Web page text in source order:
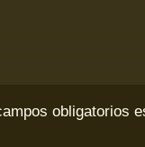
obligatorios